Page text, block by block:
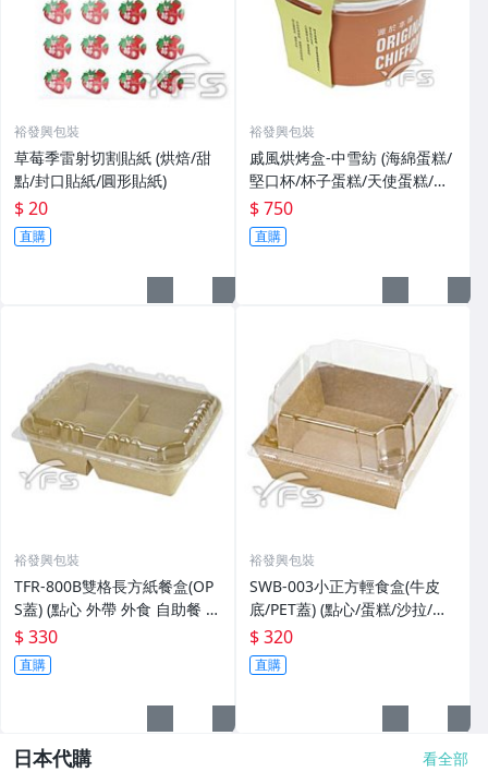
裕發興包裝
草莓季雷射切割貼紙 (烘焙/甜
點/封口貼紙/圓形貼紙)
$ 20
直購
裕發興包裝
戚風烘烤盒-中雪紡 (海綿蛋糕/
堅口杯/杯子蛋糕/天使蛋糕/戚
風/蛋糕模)
$ 750
直購
裕發興包裝
TFR-800B雙格長方紙餐盒(OP
S蓋) (點心 外帶 外食 自助餐 紙
製)
$ 330
直購
裕發興包裝
SWB-003小正方輕食盒(牛皮
底/PET蓋) (點心/蛋糕/沙拉/麵
包/三明治/外帶/免洗餐盒)
$ 320
直購
日本代購 看全部